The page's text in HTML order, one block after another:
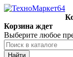
Корзина ждет
Выберите любое
Найти